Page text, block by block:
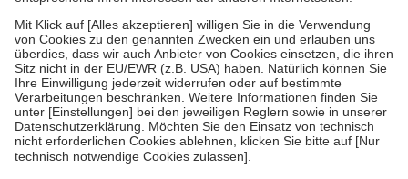
Diese Regeln gelten grundsätzlich auch für Online-Apotheken.
Bei Heilmitteln und häuslicher Krankenpflege beträgt die
Zuzahlung zehn Prozent der Kosten sowie zehn Euro je
Verordnung.
Um das Engagement der Versicherten für ihre eigene Gesundheit zu
stärken und die besondere Stellung der Familie zu unterstützen,
fallenkeine Zuzahlungenan bei:
• Kindern und Jugendlichen bis zum vollendeten 18. Lebensjahr
mit Ausnahme der Fahrkosten